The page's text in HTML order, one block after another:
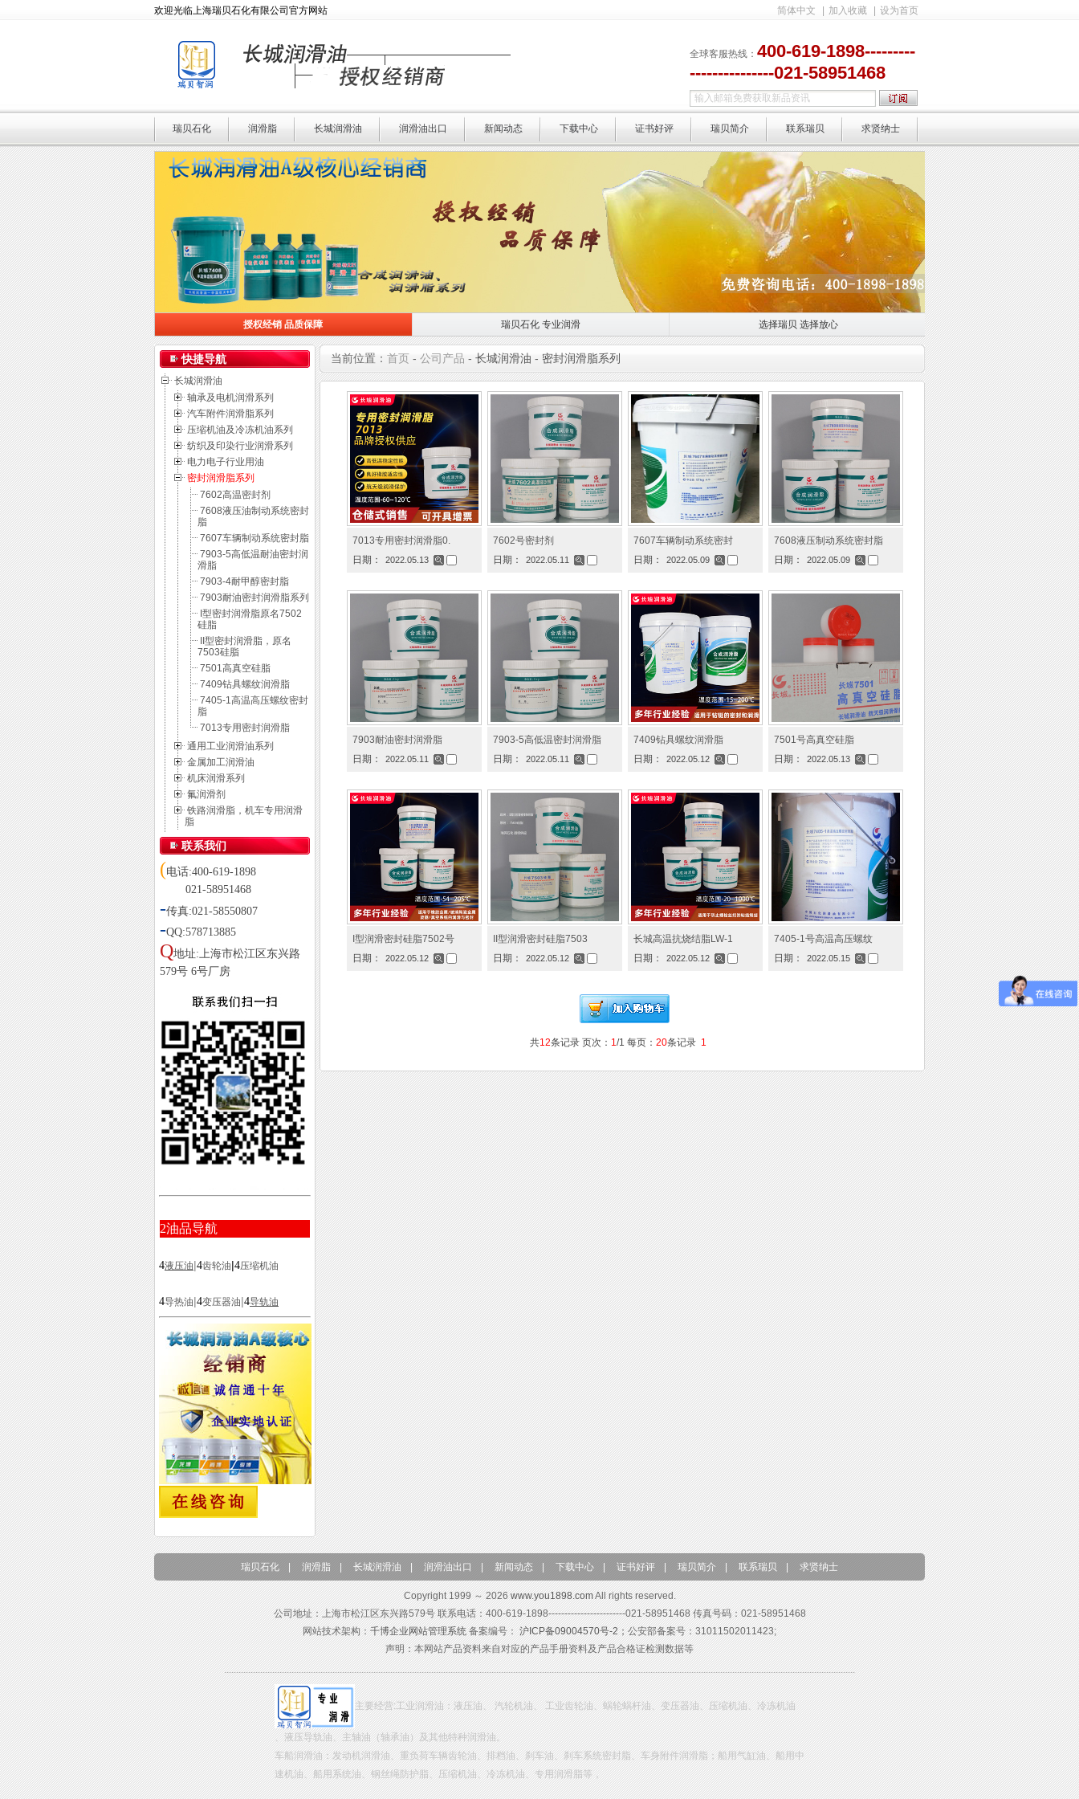
简体中文 加入收藏 设为首页
欢迎光临上海瑞贝石化有限公司官方网站
全球客服热线： 400-619-1898---------
---------------021-58951468
瑞贝石化 润滑脂 长城润滑油 润滑油出口 新闻动态 下载中心 证书好评 瑞贝简介 联系瑞贝 求贤纳士
授权经销 品质保障
授权经销 品质保障
瑞贝石化 专业润滑
瑞贝石化 专业润滑
选择瑞贝 选择放心
选择瑞贝 选择放心
快捷导航
长城润滑油
轴承及电机润滑系列
汽车附件润滑脂系列
压缩机油及冷冻机油系列
纺织及印染行业润滑系列
电力电子行业用油
密封润滑脂系列
7602高温密封剂
7608液压油制动系统密封
脂
7607车辆制动系统密封脂
7903-5高低温耐油密封润
滑脂
7903-4耐甲醇密封脂
7903耐油密封润滑脂系列
I型密封润滑脂原名7502
硅脂
II型密封润滑脂，原名
7503硅脂
7501高真空硅脂
7409钻具螺纹润滑脂
7405-1高温高压螺纹密封
脂
7013专用密封润滑脂
通用工业润滑油系列
金属加工润滑油
机床润滑系列
氟润滑剂
铁路润滑脂，机车专用润滑
脂
联系我们
(电话:400-619-1898
021-58951468
-传真:021-58550807
-QQ:578713885
Q地址:上海市松江区东兴路
579号 6号厂房
2油品导航
4液压油|4齿轮油|4压缩机油
4导热油|4变压器油|4导轨油
当前位置： 首页 - 公司产品 - 长城润滑油 - 密封润滑脂系列
7013专用密封润滑脂0.
日期：
2022.05.13
7602号密封剂
日期：
2022.05.11
7607车辆制动系统密封
日期：
2022.05.09
7608液压制动系统密封脂
日期：
2022.05.09
7903耐油密封润滑脂
日期：
2022.05.11
7903-5高低温密封润滑脂
日期：
2022.05.11
7409钻具螺纹润滑脂
日期：
2022.05.12
7501号高真空硅脂
日期：
2022.05.13
I型润滑密封硅脂7502号
日期：
2022.05.12
II型润滑密封硅脂7503
日期：
2022.05.12
长城高温抗烧结脂LW-1
日期：
2022.05.12
7405-1号高温高压螺纹
日期：
2022.05.15
共12条记录 页次： 1/1 每页： 20条记录 1
瑞贝石化 润滑脂 长城润滑油 润滑油出口 新闻动态 下载中心 证书好评 瑞贝简介 联系瑞贝 求贤纳士
Copyright 1999 ～ 2026www.you1898.comAll rights reserved.
公司地址：上海市松江区东兴路579号 联系电话：400-619-1898------------------------021-58951468 传真号码：021-58951468
网站技术架构：千博企业网站管理系统备案编号：沪ICP备09004570号-2；公安部备案号：31011502011423;
声明：本网站产品资料来自对应的产品手册资料及产品合格证检测数据等
主要经营:工业润滑油：液压油、 汽轮机油、 工业齿轮油、蜗轮蜗杆油、变压器油、压缩机油、冷冻机油
、液压导轨油、主轴油（轴承油）及其他特种润滑油。
车船润滑油：发动机润滑油、重负荷车辆齿轮油、排档油、刹车油、刹车系统密封脂、车身附件润滑脂；船用气缸油、船用中
速机油、船用系统油、钢丝绳防护脂、压缩机油、冷冻机油、专用润滑脂等，